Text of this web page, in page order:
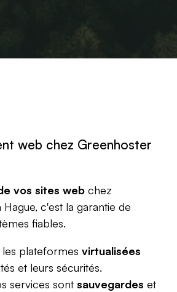
web chez Greenhoster
vos sites web chez
c'est la garantie de
fiables.
plateformes virtualisées
et leurs sécurités.
services sont sauvegardes et